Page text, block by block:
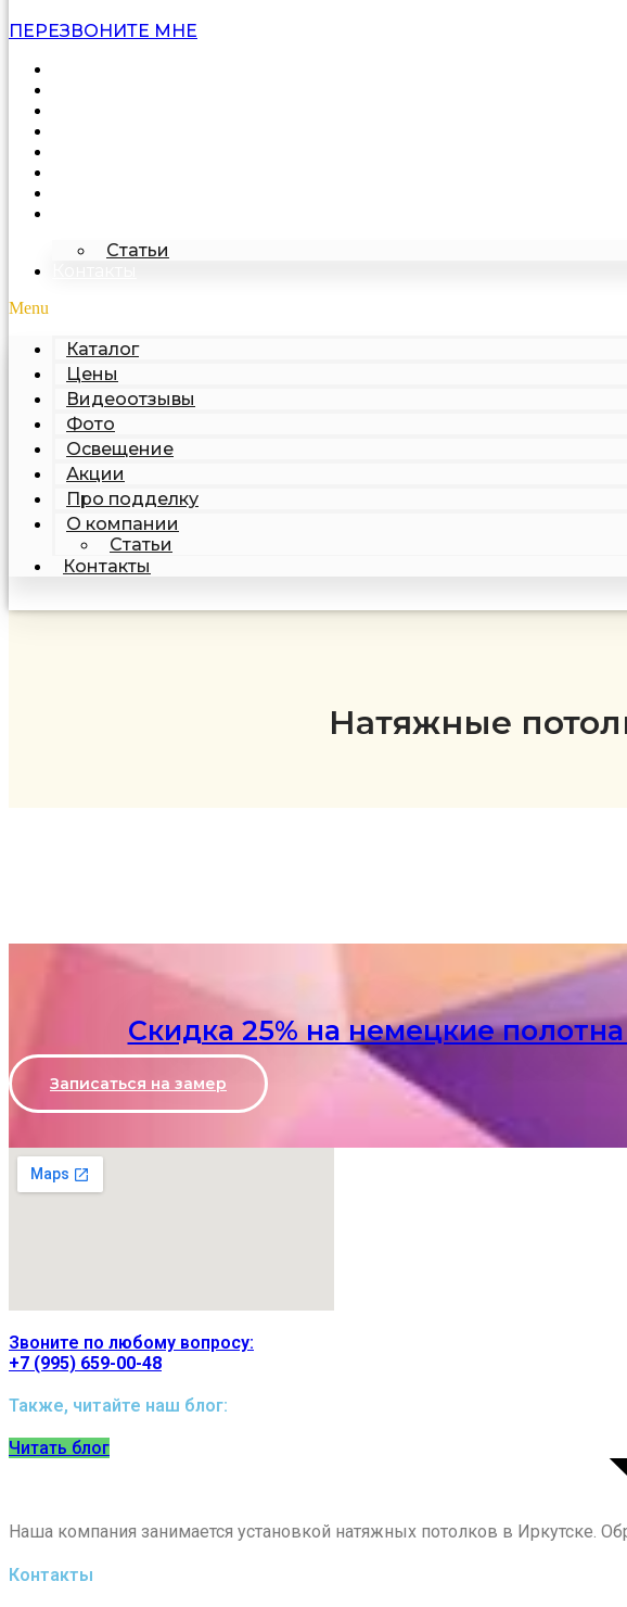
ПЕРЕЗВОНИТЕ МНЕ
Статьи
Menu
Каталог
Цены
Видеоотзывы
Фото
Освещение
Акции
Про подделку
О компании
Статьи
Контакты
Натяжные
Скидка 25% на немецкие
Записаться на замер
Звоните по любому вопросу:
+7 (995) 659-00-48
Также, читайте наш блог:
Читать блог
Наша компания занимается установкой натяжных потолков в Иркутске.
Контакты